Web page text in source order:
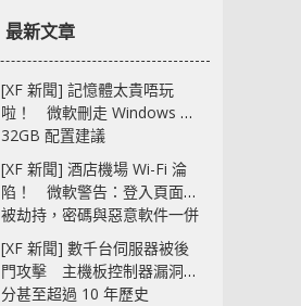
最新文章
[XF 新聞] 記憶體太貴唔玩
啦！ 微軟刪走 Windows 11
32GB 配置建議
[XF 新聞] 酒店機場 Wi-Fi 淪
陷！ 微軟警告：登入頁面可
被劫持，密碼與惡意軟件一併
中招
[XF 新聞] 數千台伺服器被後
門攻擊 主機板控制器漏洞部
分甚至超過 10 年歷史